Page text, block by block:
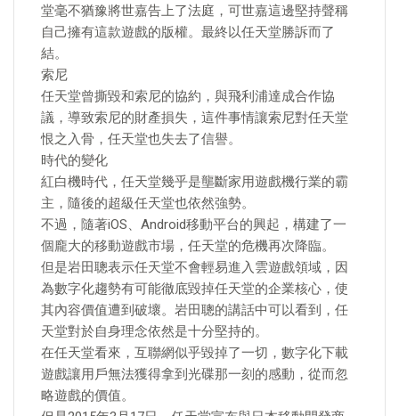
堂毫不猶豫將世嘉告上了法庭，可世嘉這邊堅持聲稱
自己擁有這款遊戲的版權。最終以任天堂勝訴而了
結。
索尼
任天堂曾撕毀和索尼的協約，與飛利浦達成合作協
議，導致索尼的財產損失，這件事情讓索尼對任天堂
恨之入骨，任天堂也失去了信譽。
時代的變化
紅白機時代，任天堂幾乎是壟斷家用遊戲機行業的霸
主，隨後的超級任天堂也依然強勢。
不過，隨著iOS、Android移動平台的興起，構建了一
個龐大的移動遊戲市場，任天堂的危機再次降臨。
但是岩田聰表示任天堂不會輕易進入雲遊戲領域，因
為數字化趨勢有可能徹底毀掉任天堂的企業核心，使
其內容價值遭到破壞。岩田聰的講話中可以看到，任
天堂對於自身理念依然是十分堅持的。
在任天堂看來，互聯網似乎毀掉了一切，數字化下載
遊戲讓用戶無法獲得拿到光碟那一刻的感動，從而忽
略遊戲的價值。